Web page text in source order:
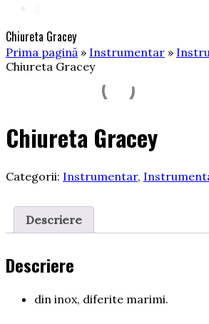
Chiureta Gracey
Prima pagină » Instrumentar »
Chiureta Gracey
Chiureta Gracey
Categorii: Instrumentar,
Descriere
Descriere
din inox, diferite marimi.